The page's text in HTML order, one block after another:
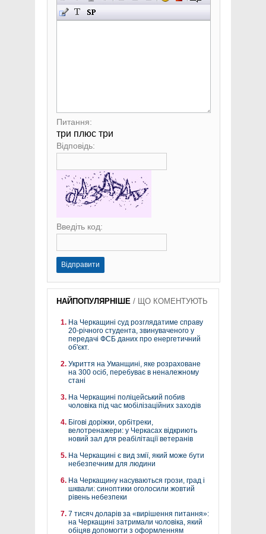
Питання:
три плюс три
Відповідь:
Введіть код:
Відправити
НАЙПОПУЛЯРНІШЕ / ЩО КОМЕНТУЮТЬ
На Черкащині суд розглядатиме справу
20-річного студента, звинуваченого у
передачі ФСБ даних про енергетичний
об'єкт.
Укриття на Уманщині, яке розраховане
на 300 осіб, перебуває в неналежному
стані
На Черкащині поліцейський побив
чоловіка під час мобілізаційних заходів
Бігові доріжки, орбітреки,
велотренажери: у Черкасах відкриють
новий зал для реабілітації ветеранів
На Черкащині є вид змії, який може бути
небезпечним для людини
На Черкащину насуваються грози, град і
шквали: синоптики оголосили жовтий
рівень небезпеки
7 тисяч доларів за «вирішення питання»:
на Черкащині затримали чоловіка, який
обіцяв допомогти з оформленням